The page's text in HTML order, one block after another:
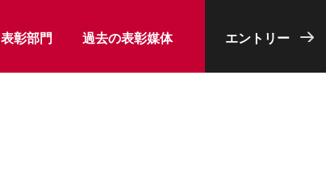
表彰部門 過去の表彰媒体 エントリー